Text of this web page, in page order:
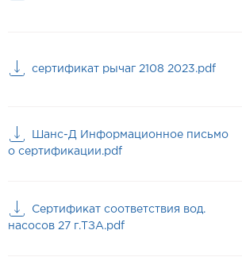
сертификат рычаг 2108 2023.pdf
Шанс-Д Информационное письмо
о сертификации.pdf
Сертификат соответствия вод.
насосов 27 г.ТЗА.pdf